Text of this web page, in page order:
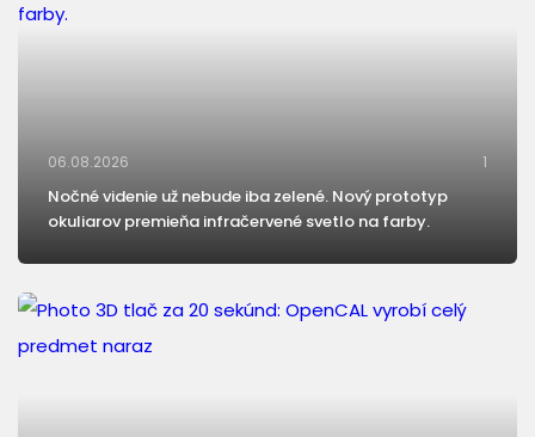
06.08.2026 1
Nočné videnie už nebude iba zelené. Nový prototyp
okuliarov premieňa infračervené svetlo na farby.